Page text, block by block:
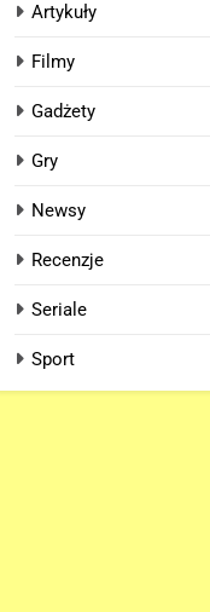
Artykuły
Filmy
Gadżety
Gry
Newsy
Recenzje
Seriale
Sport